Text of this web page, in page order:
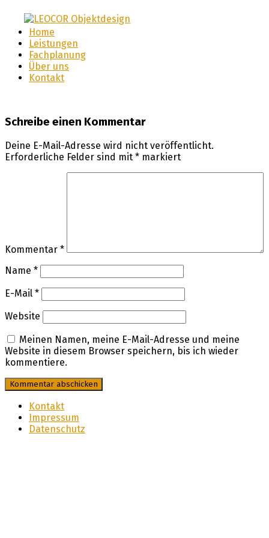
LEOCOR
Objektdesign
LEOCOR Objektdesign
Home
Leistungen
Fachplanung
Über uns
Kontakt
Schreibe einen Kommentar
Deine E-Mail-Adresse wird nicht veröffentlicht.
Erforderliche Felder sind mit * markiert
Kommentar *
Name *
E-Mail *
Website
Meinen Namen, meine E-Mail-Adresse und meine
Website in diesem Browser speichern, bis ich wieder
kommentiere.
Kontakt
Impressum
Datenschutz